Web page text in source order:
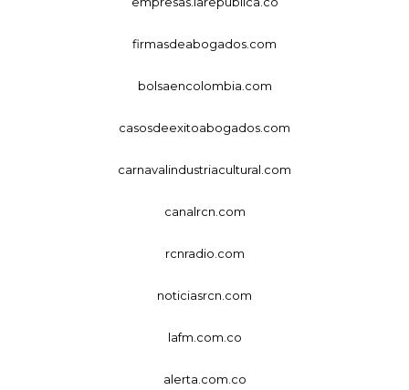
firmasdeabogados.com
bolsaencolombia.com
casosdeexitoabogados.com
carnavalindustriacultural.com
canalrcn.com
rcnradio.com
noticiasrcn.com
lafm.com.co
alerta.com.co